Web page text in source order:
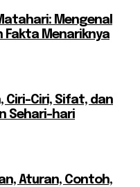
Mengenal
Fakta Menariknya
Ciri-Ciri, Sifat, dan
Sehari-hari
Aturan, Contoh,